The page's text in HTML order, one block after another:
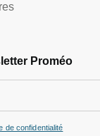
Proméo
de confidentialité